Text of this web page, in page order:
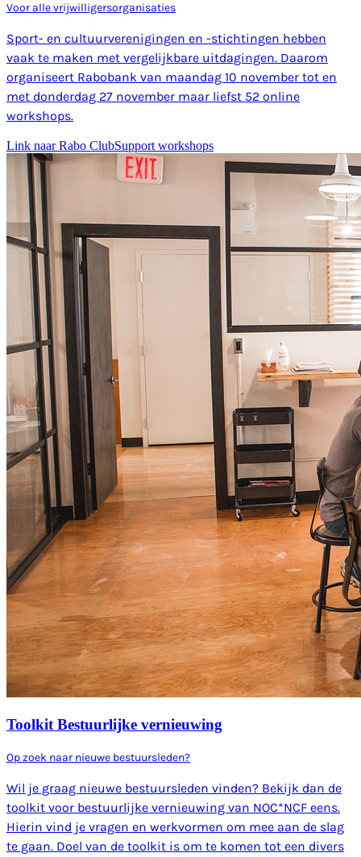
Voor alle vrijwilligersorganisaties
Sport- en cultuurverenigingen en -stichtingen hebben
vaak te maken met vergelijkbare uitdagingen. Daarom
organiseert Rabobank van maandag 10 november tot en
met donderdag 27 november maar liefst 52 online
workshops.
Link naar Rabo ClubSupport workshops
Toolkit Bestuurlijke vernieuwing
Op zoek naar nieuwe bestuursleden?
Wil je graag nieuwe bestuursleden vinden? Bekijk dan de
toolkit voor bestuurlijke vernieuwing van NOC*NCF eens.
Hierin vind je vragen en werkvormen om mee aan de slag
te gaan. Doel van de toolkit is om te komen tot een divers